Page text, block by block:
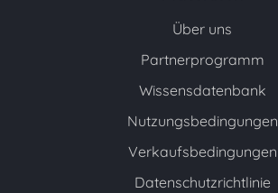
Über uns
Partnerprogramm
Wissensdatenbank
Nutzungsbedingungen
Verkaufsbedingungen
Datenschutzrichtlinie